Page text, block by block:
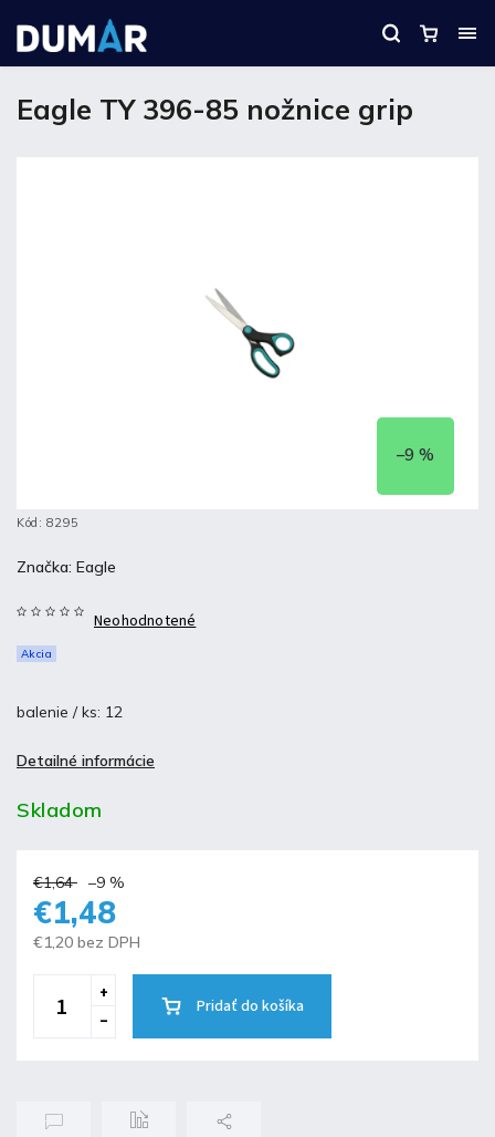
Eagle TY 396-85 nožnice grip
–9 %
Kód: 8295
Akcia
Neohodnotené
balenie / ks: 12
Detailné informácie
Značka: Eagle
Skladom
€1,64 –9 %
€1,48
€1,20 bez DPH
Pridať do košíka